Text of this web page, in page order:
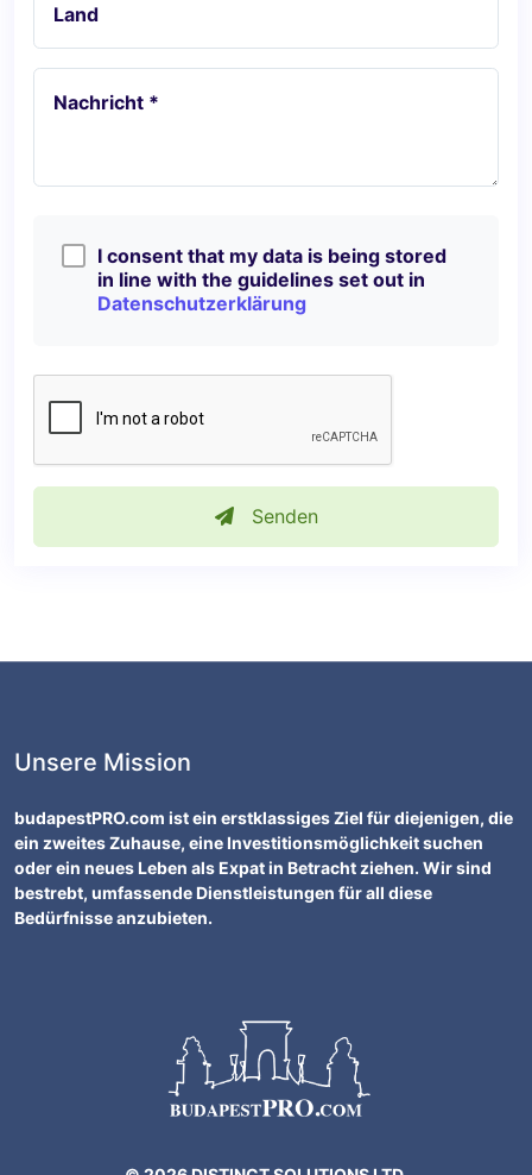
Land
Nachricht *
I consent that my data is being stored
in line with the guidelines set out in
Datenschutzerklärung
Senden
Unsere Mission
budapestPRO.com ist ein erstklassiges Ziel für diejenigen, die
ein zweites Zuhause, eine Investitionsmöglichkeit suchen
oder ein neues Leben als Expat in Betracht ziehen. Wir sind
bestrebt, umfassende Dienstleistungen für all diese
Bedürfnisse anzubieten.